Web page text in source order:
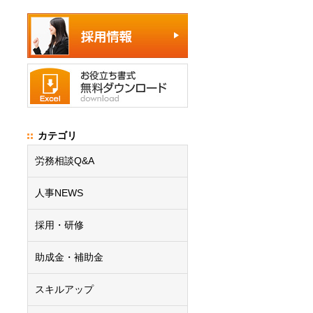
カテゴリ
労務相談Q&A
人事NEWS
採用・研修
助成金・補助金
スキルアップ